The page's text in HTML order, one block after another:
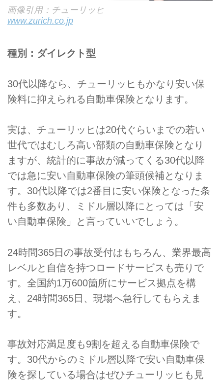
画像引用：チューリッヒ
www.zurich.co.jp
種別：ダイレクト型
30代以降なら、チューリッヒもかなり安い保
険料に抑えられる自動車保険となります。
実は、チューリッヒは20代ぐらいまでの若い
世代ではむしろ高い部類の自動車保険となり
ますが、統計的に事故が減ってくる30代以降
では急に安い自動車保険の筆頭候補となりま
す。30代以降では2番目に安い保険となった条
件も多数あり、ミドル層以降にとっては「安
い自動車保険」と言っていいでしょう。
24時間365日の事故受付はもちろん、業界最高
レベルと自信を持つロードサービスも売りで
す。全国約1万600箇所にサービス拠点を構
え、24時間365日、現場へ急行してもらえま
す。
事故対応満足度も9割を超える自動車保険で
す。30代からのミドル層以降で安い自動車保
険を探している場合はぜひチューリッヒも見